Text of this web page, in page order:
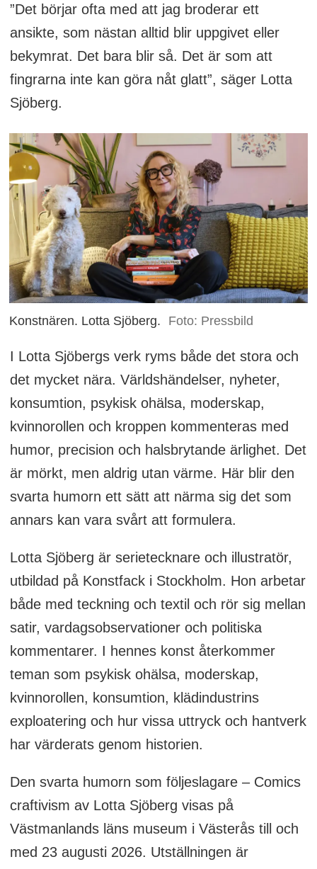
”Det börjar ofta med att jag broderar ett
ansikte, som nästan alltid blir uppgivet eller
bekymrat. Det bara blir så. Det är som att
fingrarna inte kan göra nåt glatt”, säger Lotta
Sjöberg.
Konstnären. Lotta Sjöberg. Foto: Pressbild
I Lotta Sjöbergs verk ryms både det stora och
det mycket nära. Världshändelser, nyheter,
konsumtion, psykisk ohälsa, moderskap,
kvinnorollen och kroppen kommenteras med
humor, precision och halsbrytande ärlighet. Det
är mörkt, men aldrig utan värme. Här blir den
svarta humorn ett sätt att närma sig det som
annars kan vara svårt att formulera.
Lotta Sjöberg är serietecknare och illustratör,
utbildad på Konstfack i Stockholm. Hon arbetar
både med teckning och textil och rör sig mellan
satir, vardagsobservationer och politiska
kommentarer. I hennes konst återkommer
teman som psykisk ohälsa, moderskap,
kvinnorollen, konsumtion, klädindustrins
exploatering och hur vissa uttryck och hantverk
har värderats genom historien.
Den svarta humorn som följeslagare – Comics
craftivism av Lotta Sjöberg visas på
Västmanlands läns museum i Västerås till och
med 23 augusti 2026. Utställningen är